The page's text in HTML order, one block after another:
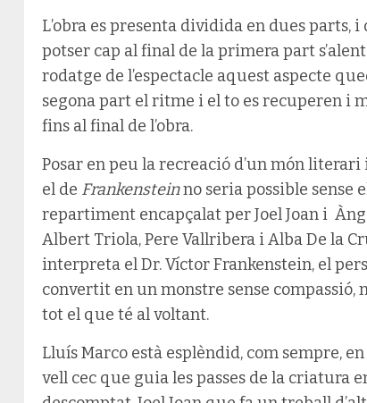
L’obra es presenta dividida en dues parts,
potser cap al final de la primera part
rodatge de l’espectacle aquest aspecte
segona part el ritme i el to es recuperen i
fins al final de l’obra.
Posar en peu la recreació d’un món
el de Frankensteinno seria possible sense
repartiment encapçalat per Joel Joan i
Albert Triola, Pere Vallribera i Alba De la
interpreta el Dr. Víctor Frankenstein, el
convertit en un monstre sense
tot el que té al voltant.
Lluís Marco està esplèndid, com sempre,
vell cec que guia les passes de la criatura